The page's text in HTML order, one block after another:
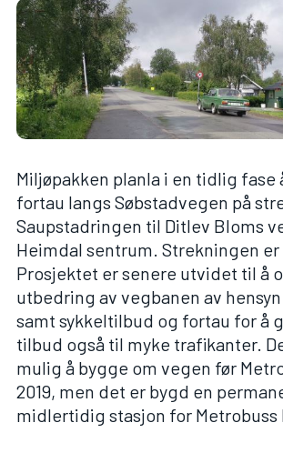
Miljøpakken planla i en tidlig fase
fortau langs Søbstadvegen på
Saupstadringen til Ditlev Bloms
Heimdal sentrum. Strekningen er
Prosjektet er senere utvidet til å
utbedring av vegbanen av
samt sykkeltilbud og fortau for å
tilbud også til myke trafikanter.
mulig å bygge om vegen før
2019, men det er bygd en
midlertidig stasjon for Metrobuss